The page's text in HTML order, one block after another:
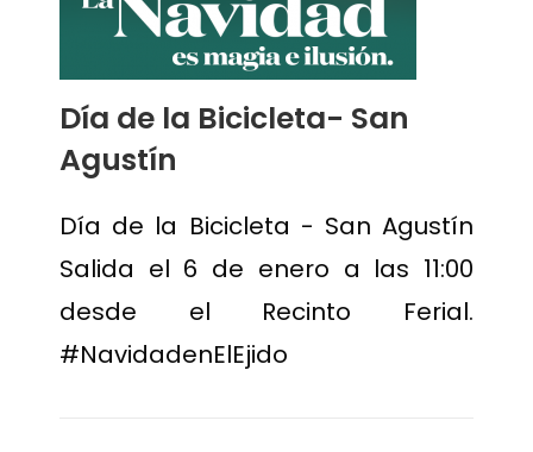
Día de la Bicicleta- San
Agustín
Día de la Bicicleta - San Agustín
Salida el 6 de enero a las 11:00
desde el Recinto Ferial.
#NavidadenElEjido